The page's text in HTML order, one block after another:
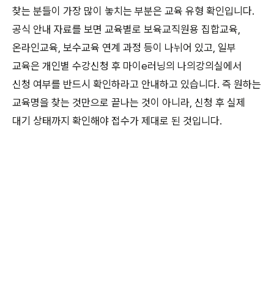
찾는 분들이 가장 많이 놓치는 부분은 교육 유형 확인입니다.
공식 안내 자료를 보면 교육별로 보육교직원용 집합교육,
온라인교육, 보수교육 연계 과정 등이 나뉘어 있고, 일부
교육은 개인별 수강신청 후 마이e러닝의 나의강의실에서
신청 여부를 반드시 확인하라고 안내하고 있습니다. 즉 원하는
교육명을 찾는 것만으로 끝나는 것이 아니라, 신청 후 실제
대기 상태까지 확인해야 접수가 제대로 된 것입니다.